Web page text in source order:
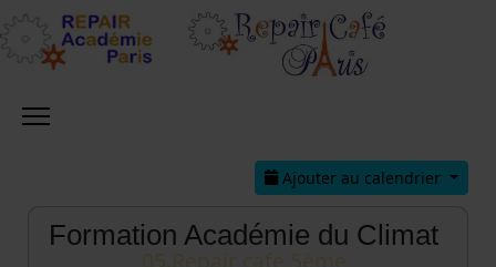
Ajouter au calendrier
Formation Académie du Climat